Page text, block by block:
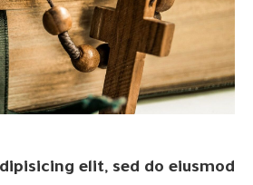
elit, sed do eiusmod